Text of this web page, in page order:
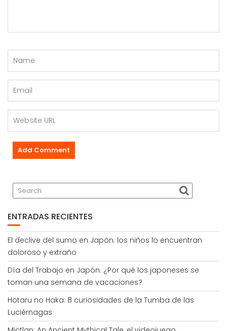
ENTRADAS RECIENTES
El declive del sumo en Japón: los niños lo encuentran
doloroso y extraño
Día del Trabajo en Japón. ¿Por qué los japoneses se
toman una semana de vacaciones?
Hotaru no Haka: 8 curiosidades de la Tumba de las
Luciérnagas